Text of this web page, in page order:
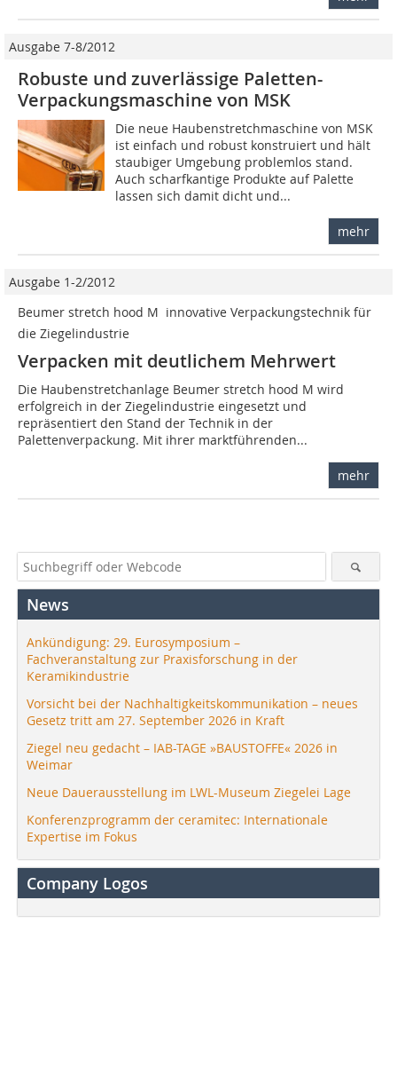
Ausgabe 7-8/2012
Robuste und zuverlässige Paletten-
Verpackungsmaschine von MSK
Die neue Haubenstretchmaschine von MSK
ist einfach und robust konstruiert und hält
staubiger Umgebung problemlos stand.
Auch scharfkantige Produkte auf Palette
lassen sich damit dicht und...
mehr
Ausgabe 1-2/2012
Beumer stretch hood M  innovative Verpackungstechnik für
die Ziegelindustrie
Verpacken mit deutlichem Mehrwert
Die Haubenstretchanlage Beumer stretch hood M wird
erfolgreich in der Ziegelindustrie eingesetzt und
repräsentiert den Stand der Technik in der
Palettenverpackung. Mit ihrer marktführenden...
mehr
News
Ankündigung: 29. Eurosymposium –
Fachveranstaltung zur Praxisforschung in der
Keramikindustrie
Vorsicht bei der Nachhaltigkeitskommunikation – neues
Gesetz tritt am 27. September 2026 in Kraft
Ziegel neu gedacht – IAB-TAGE »BAUSTOFFE« 2026 in
Weimar
Neue Dauerausstellung im LWL-Museum Ziegelei Lage
Konferenzprogramm der ceramitec: Internationale
Expertise im Fokus
Company Logos